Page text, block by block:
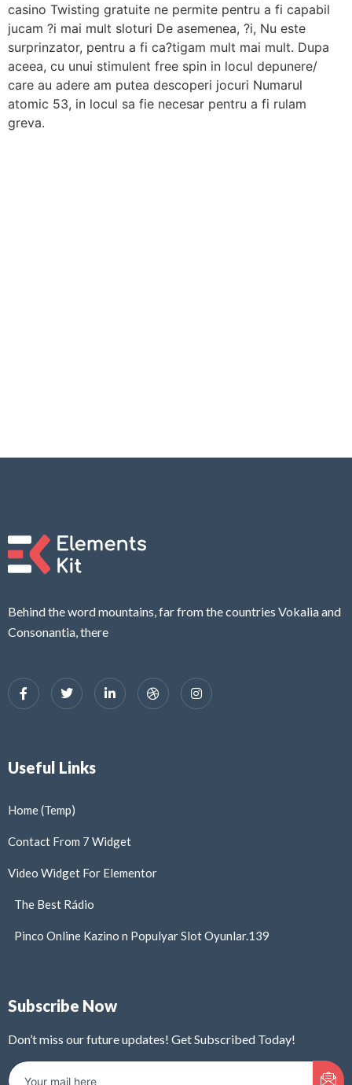
casino Twisting gratuite ne permite pentru a fi capabil
jucam ?i mai mult sloturi De asemenea, ?i, Nu este
surprinzator, pentru a fi ca?tigam mult mai mult. Dupa
aceea, cu unui stimulent free spin in locul depunere/
care au adere am putea descoperi jocuri Numarul
atomic 53, in locul sa fie necesar pentru a fi rulam
greva.
Behind the word mountains, far from the countries Vokalia and
Consonantia, there
Useful Links
Home (Temp)
Contact From 7 Widget
Video Widget For Elementor
The Best Rádio
Pinco Online Kazino n Populyar Slot Oyunlar.139
Subscribe Now
Don’t miss our future updates! Get Subscribed Today!